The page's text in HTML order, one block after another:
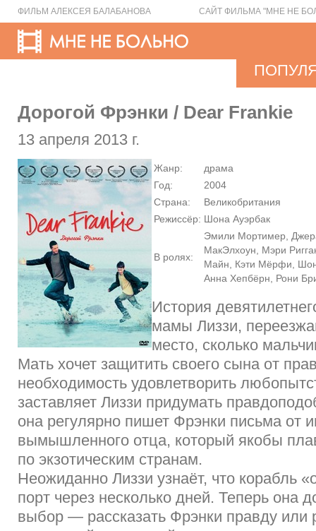
ФИЛЬМ АЛЕКСЕЯ БАЛАБАНОВА САЙТ ФИЛЬМА "МНЕ НЕ
Дорогой Фрэнки / Dear Frankie
13 апреля 2013 г.
Жанр:
драма
Год:
2004
Страна:
Великобритания
Режиссёр: Шона Ауэрбак
В ролях:
Эмили Мортимер,
МакЭлхоун, Мэри
Майн, Кэти Мёрфи,
Анна Хепбёрн, Рони
История
мамы Лиззи,
место, сколько
Мать хочет защитить своего сына от
необходимость удовлетворить
заставляет Лиззи придумать
она регулярно пишет Фрэнки письма от
вымышленного отца, который якобы
по экзотическим странам.
Неожиданно Лиззи узнаёт, что корабль
порт через несколько дней. Теперь она
выбор — рассказать Фрэнки правду или